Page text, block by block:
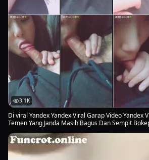
3.1K
Di viral Yandex Yandex Viral Garap Video Yandex
Temen Yang Janda Masih Bagus Dan Sempit
Video Viral 2026